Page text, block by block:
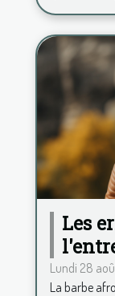
Les
pour
Lundi 28
La barbe